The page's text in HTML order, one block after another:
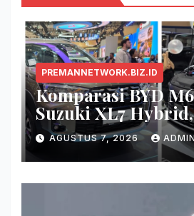
PREMANNETWORK.BIZ.ID
Komparasi BYD
Suzuki XL7
Fitur, dan
AGUSTUS 7, 2026